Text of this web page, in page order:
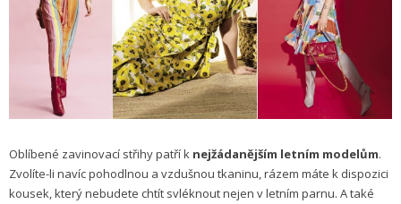
Oblíbené zavinovací střihy patří k nejžádanějším letním modelům.
Zvolíte-li navíc pohodlnou a vzdušnou tkaninu, rázem máte k dispozici
kousek, který nebudete chtít svléknout nejen v letním parnu. A také